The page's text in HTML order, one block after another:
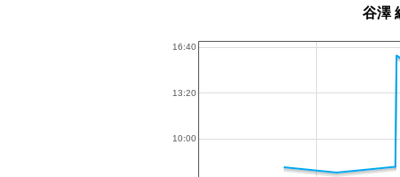
谷澤